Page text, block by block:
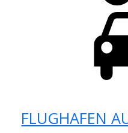
FLUGHAFEN